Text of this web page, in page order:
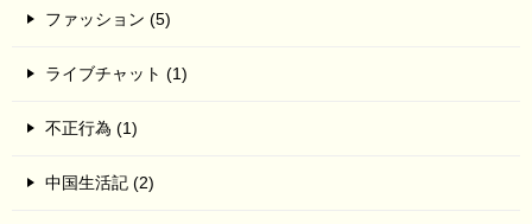
ファッション (5)
ライブチャット (1)
不正行為 (1)
中国生活記 (2)